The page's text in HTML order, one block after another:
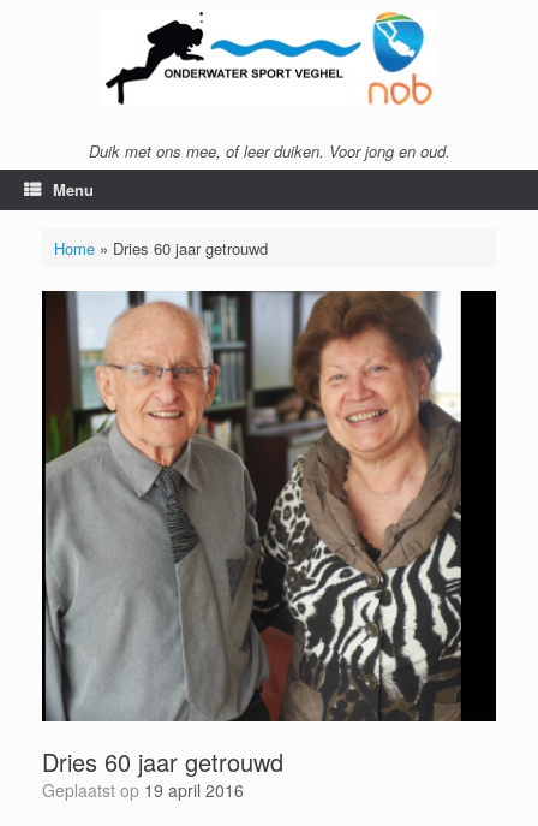
Duik met ons mee, of leer duiken. Voor jong en oud.
Menu
Home» Dries 60 jaar getrouwd
Dries 60 jaar getrouwd
Geplaatst op 19 april 2016